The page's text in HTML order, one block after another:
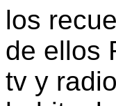
los
de ellos
tv y